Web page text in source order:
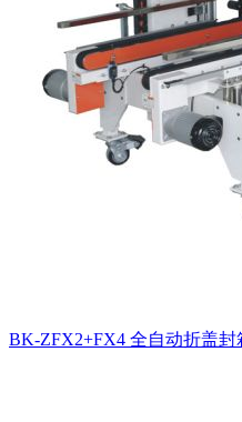
BK-ZFX2+FX4 全自动折盖